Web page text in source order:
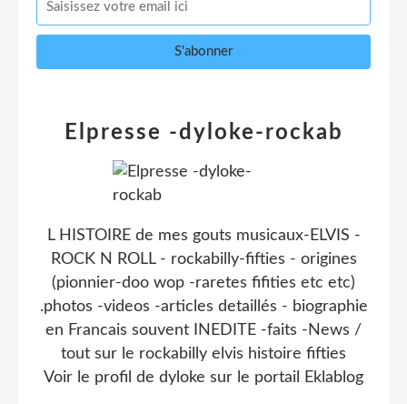
Elpresse -dyloke-rockab
L HISTOIRE de mes gouts musicaux-ELVIS -
ROCK N ROLL - rockabilly-fifties - origines
(pionnier-doo wop -raretes fifities etc etc)
.photos -videos -articles detaillés - biographie
en Francais souvent INEDITE -faits -News /
tout sur le rockabilly elvis histoire fifties
Voir le profil de dyloke sur le portail Eklablog